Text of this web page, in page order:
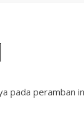
pada peramban